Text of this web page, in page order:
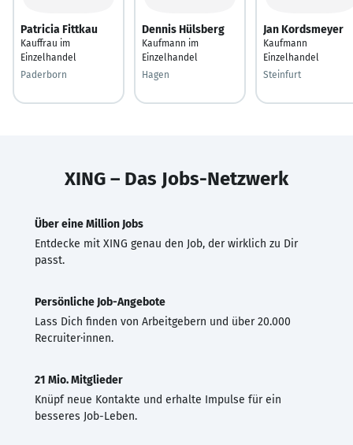
Patricia Fittkau
Kauffrau im
Einzelhandel
Paderborn
Dennis Hülsberg
Kaufmann im
Einzelhandel
Hagen
Jan Kordsmeyer
Kaufmann
Einzelhandel
Steinfurt
XING – Das Jobs-Netzwerk
Über eine Million Jobs
Entdecke mit XING genau den Job, der wirklich zu Dir
passt.
Persönliche Job-Angebote
Lass Dich finden von Arbeitgebern und über 20.000
Recruiter·innen.
21 Mio. Mitglieder
Knüpf neue Kontakte und erhalte Impulse für ein
besseres Job-Leben.